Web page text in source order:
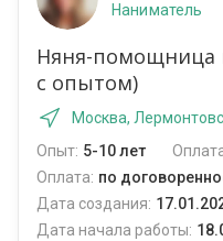
Наниматель
Няня-помощница
с опытом)
Москва,
Опыт: 5-10 лет
Оплата: по
Дата создания:
Дата начала работы: